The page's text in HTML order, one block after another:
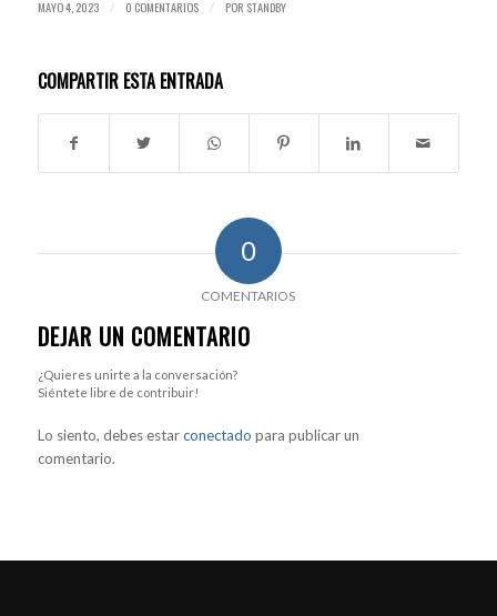
MAYO 4, 2023 / 0 COMENTARIOS / POR STANDBY
COMPARTIR ESTA ENTRADA
0
COMENTARIOS
DEJAR UN COMENTARIO
¿Quieres unirte a la conversación?
Siéntete libre de contribuir!
Lo siento, debes estarconectado para publicar un
comentario.